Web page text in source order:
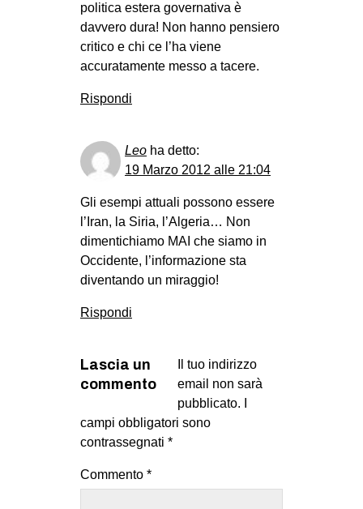
politica estera governativa è
davvero dura! Non hanno pensiero
critico e chi ce l’ha viene
accuratamente messo a tacere.
Rispondi
Leo ha detto:
19 Marzo 2012 alle 21:04
Gli esempi attuali possono essere
l’Iran, la Siria, l’Algeria… Non
dimentichiamo MAI che siamo in
Occidente, l’informazione sta
diventando un miraggio!
Rispondi
Lascia un
commento
Il tuo indirizzo
email non sarà
pubblicato.
campi obbligatori sono
contrassegnati *
Commento *